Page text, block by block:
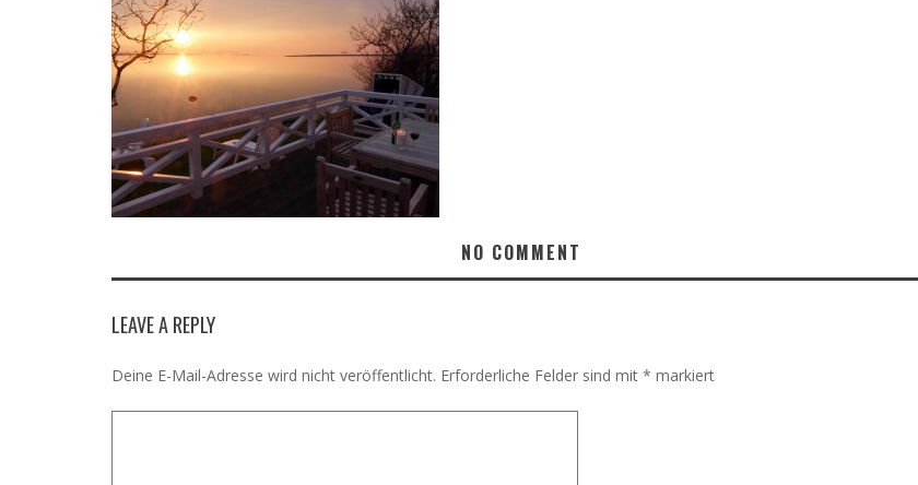
NO COMMENT
LEAVE A REPLY
Deine E-Mail-Adresse wird nicht veröffentlicht. Erforderliche Felder sind mit * markiert